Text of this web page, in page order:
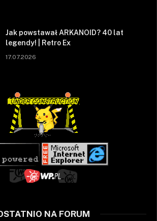
Jak powstawał ARKANOID? 40 lat
legendy! | Retro Ex
17.07.2026
NA FORUM